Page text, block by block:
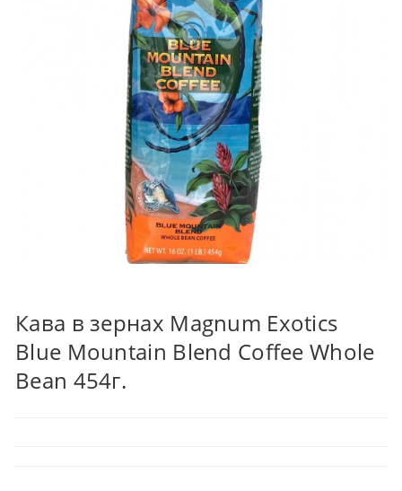
Кава в зернах Magnum Exotics
Blue Mountain Blend Coffee Whole
Bean 454г.